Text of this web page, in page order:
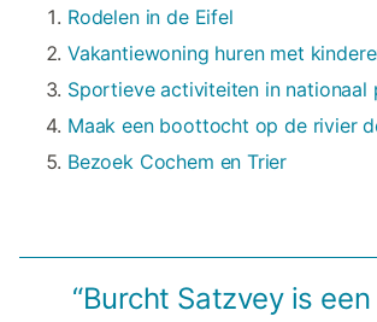
Rodelen in de Eifel
Vakantiewoning huren met
Sportieve activiteiten in nationaal
Maak een boottocht op de rivier
Bezoek Cochem en Trier
“Burcht Satzvey is